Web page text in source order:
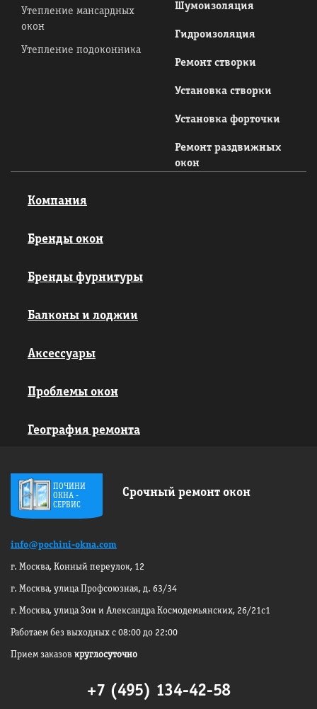
Утепление мансардных
окон
Утепление подоконника
Шумоизоляция
Гидроизоляция
Ремонт створки
Установка створки
Установка форточки
Ремонт раздвижных
окон
Компания
Бренды окон
Бренды фурнитуры
Балконы и лоджии
Аксессуары
Проблемы окон
География ремонта
ПОЧИНИ
ОКНА -
СЕРВИС
Срочный ремонт окон
info@pochini-okna.com
г. Москва, Конный переулок, 12
г. Москва, улица Профсоюзная, д. 63/34
г. Москва, улица Зои и АлександраКосмодемьянских, 26/21с1
Работаем без выходных с 08:00 до 22:00
Прием заказов круглосуточно
+7 (495) 134-42-58